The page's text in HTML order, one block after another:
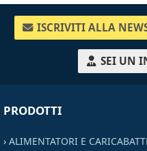
ISCRIVITI ALLA
SEI UN
PRODOTTI
› ALIMENTATORI E